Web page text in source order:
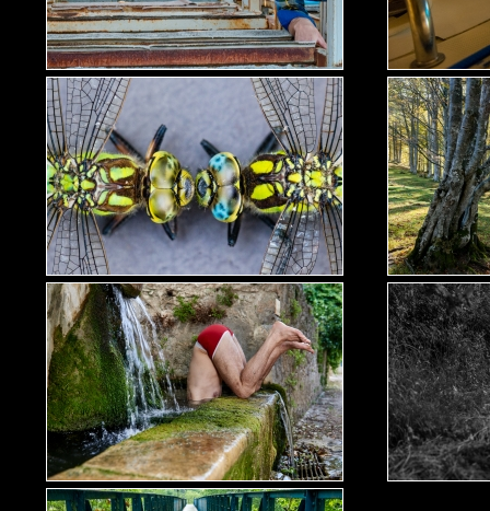
Le Dandy Manchot
Le Dandy Manchot